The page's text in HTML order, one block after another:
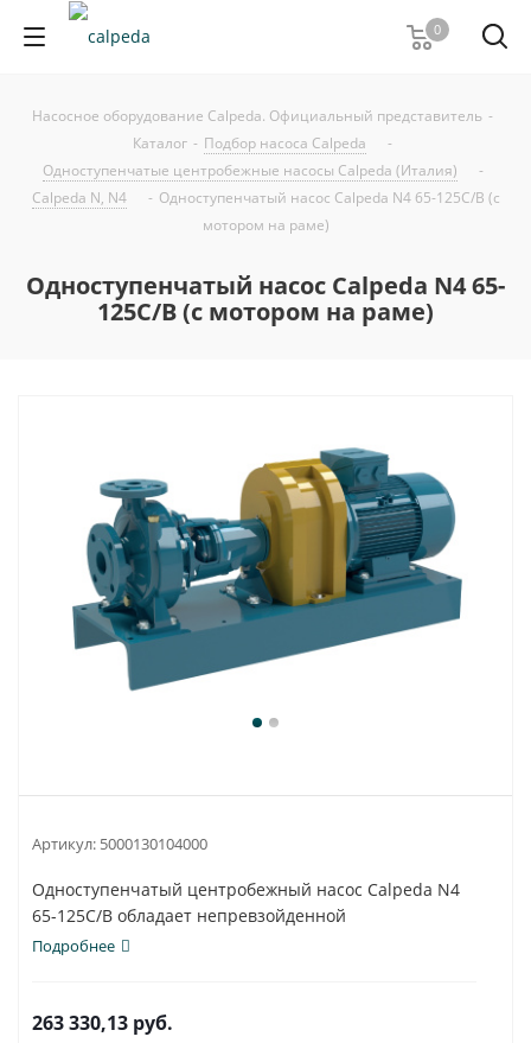
0
Насосное оборудование Calpeda. Официальный представитель -
Каталог - Подбор насоса Calpeda
-
Одноступенчатые центробежные насосы Calpeda (Италия)
-
Calpeda N, N4
- Одноступенчатый насос Calpeda N4 65-125C/B (с
мотором на раме)
Одноступенчатый насос Calpeda N4 65-
125C/B (с мотором на раме)
Артикул: 5000130104000
Одноступенчатый центробежный насос Calpeda N4
65-125C/B обладает непревзойденной
универсальностью...
Подробнее
263 330,13 руб.